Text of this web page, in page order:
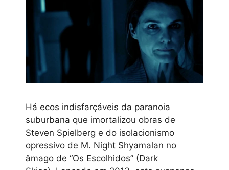
Há ecos indisfarçáveis da paranoia
suburbana que imortalizou obras de
Steven Spielberg e do isolacionismo
opressivo de M. Night Shyamalan no
âmago de “Os Escolhidos” (Dark